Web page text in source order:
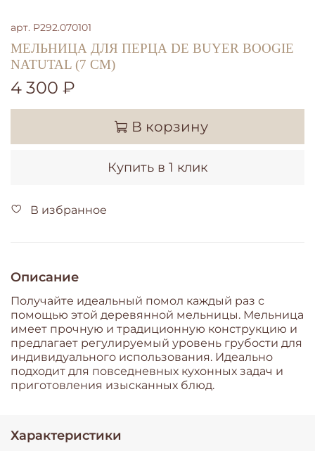
арт. P292.070101
МЕЛЬНИЦА ДЛЯ ПЕРЦА DE BUYER BOOGIE
NATUTAL (7 СМ)
4 300 ₽
В корзину
Купить в 1 клик
В избранное
Описание
Получайте идеальный помол каждый раз с
помощью этой деревянной мельницы. Мельница
имеет прочную и традиционную конструкцию и
предлагает регулируемый уровень грубости для
индивидуального использования. Идеально
подходит для повседневных кухонных задач и
приготовления изысканных блюд.
Характеристики